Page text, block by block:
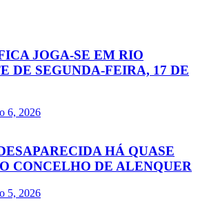
JOGA-SE EM RIO
DE SEGUNDA-FEIRA, 17 DE
6, 2026
HÁ QUASE
CONCELHO DE ALENQUER
5, 2026